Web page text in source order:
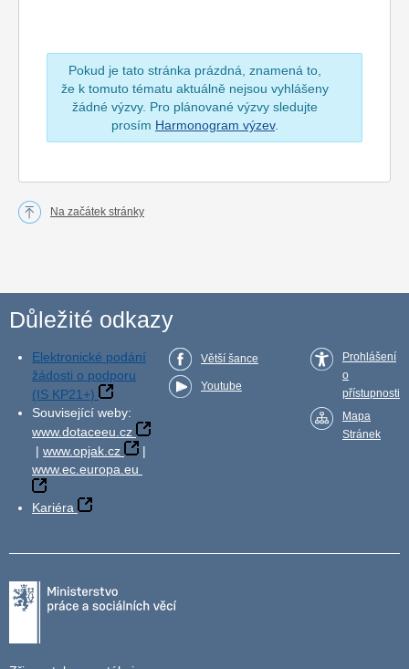
Pokud je tato stránka prázdná, znamená to,
že k tomuto tématu aktuálně nejsou vyhlášeny
žádné výzvy. Pro plánované výzvy sledujte
prosím Harmonogram výzev.
Na začátek stránky
Důležité odkazy
Elektronické podání
žádosti o podporu
(IS KP21+)
Související weby:
www.dotaceeu.cz
| www.opjak.cz
|
www.ec.europa.eu
Kariéra
Větší šance
Youtube
Prohlášení
o
přístupnosti
Mapa
Stránek